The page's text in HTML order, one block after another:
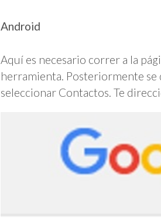
Android
Aquí es necesario correr a la
herramienta. Posteriormente se
seleccionar Contactos. Te